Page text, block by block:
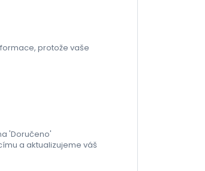
protože vaše
'Doručeno'
a aktualizujeme váš